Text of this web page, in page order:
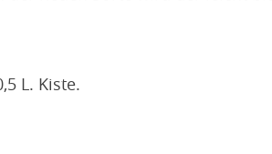
L. Kiste.